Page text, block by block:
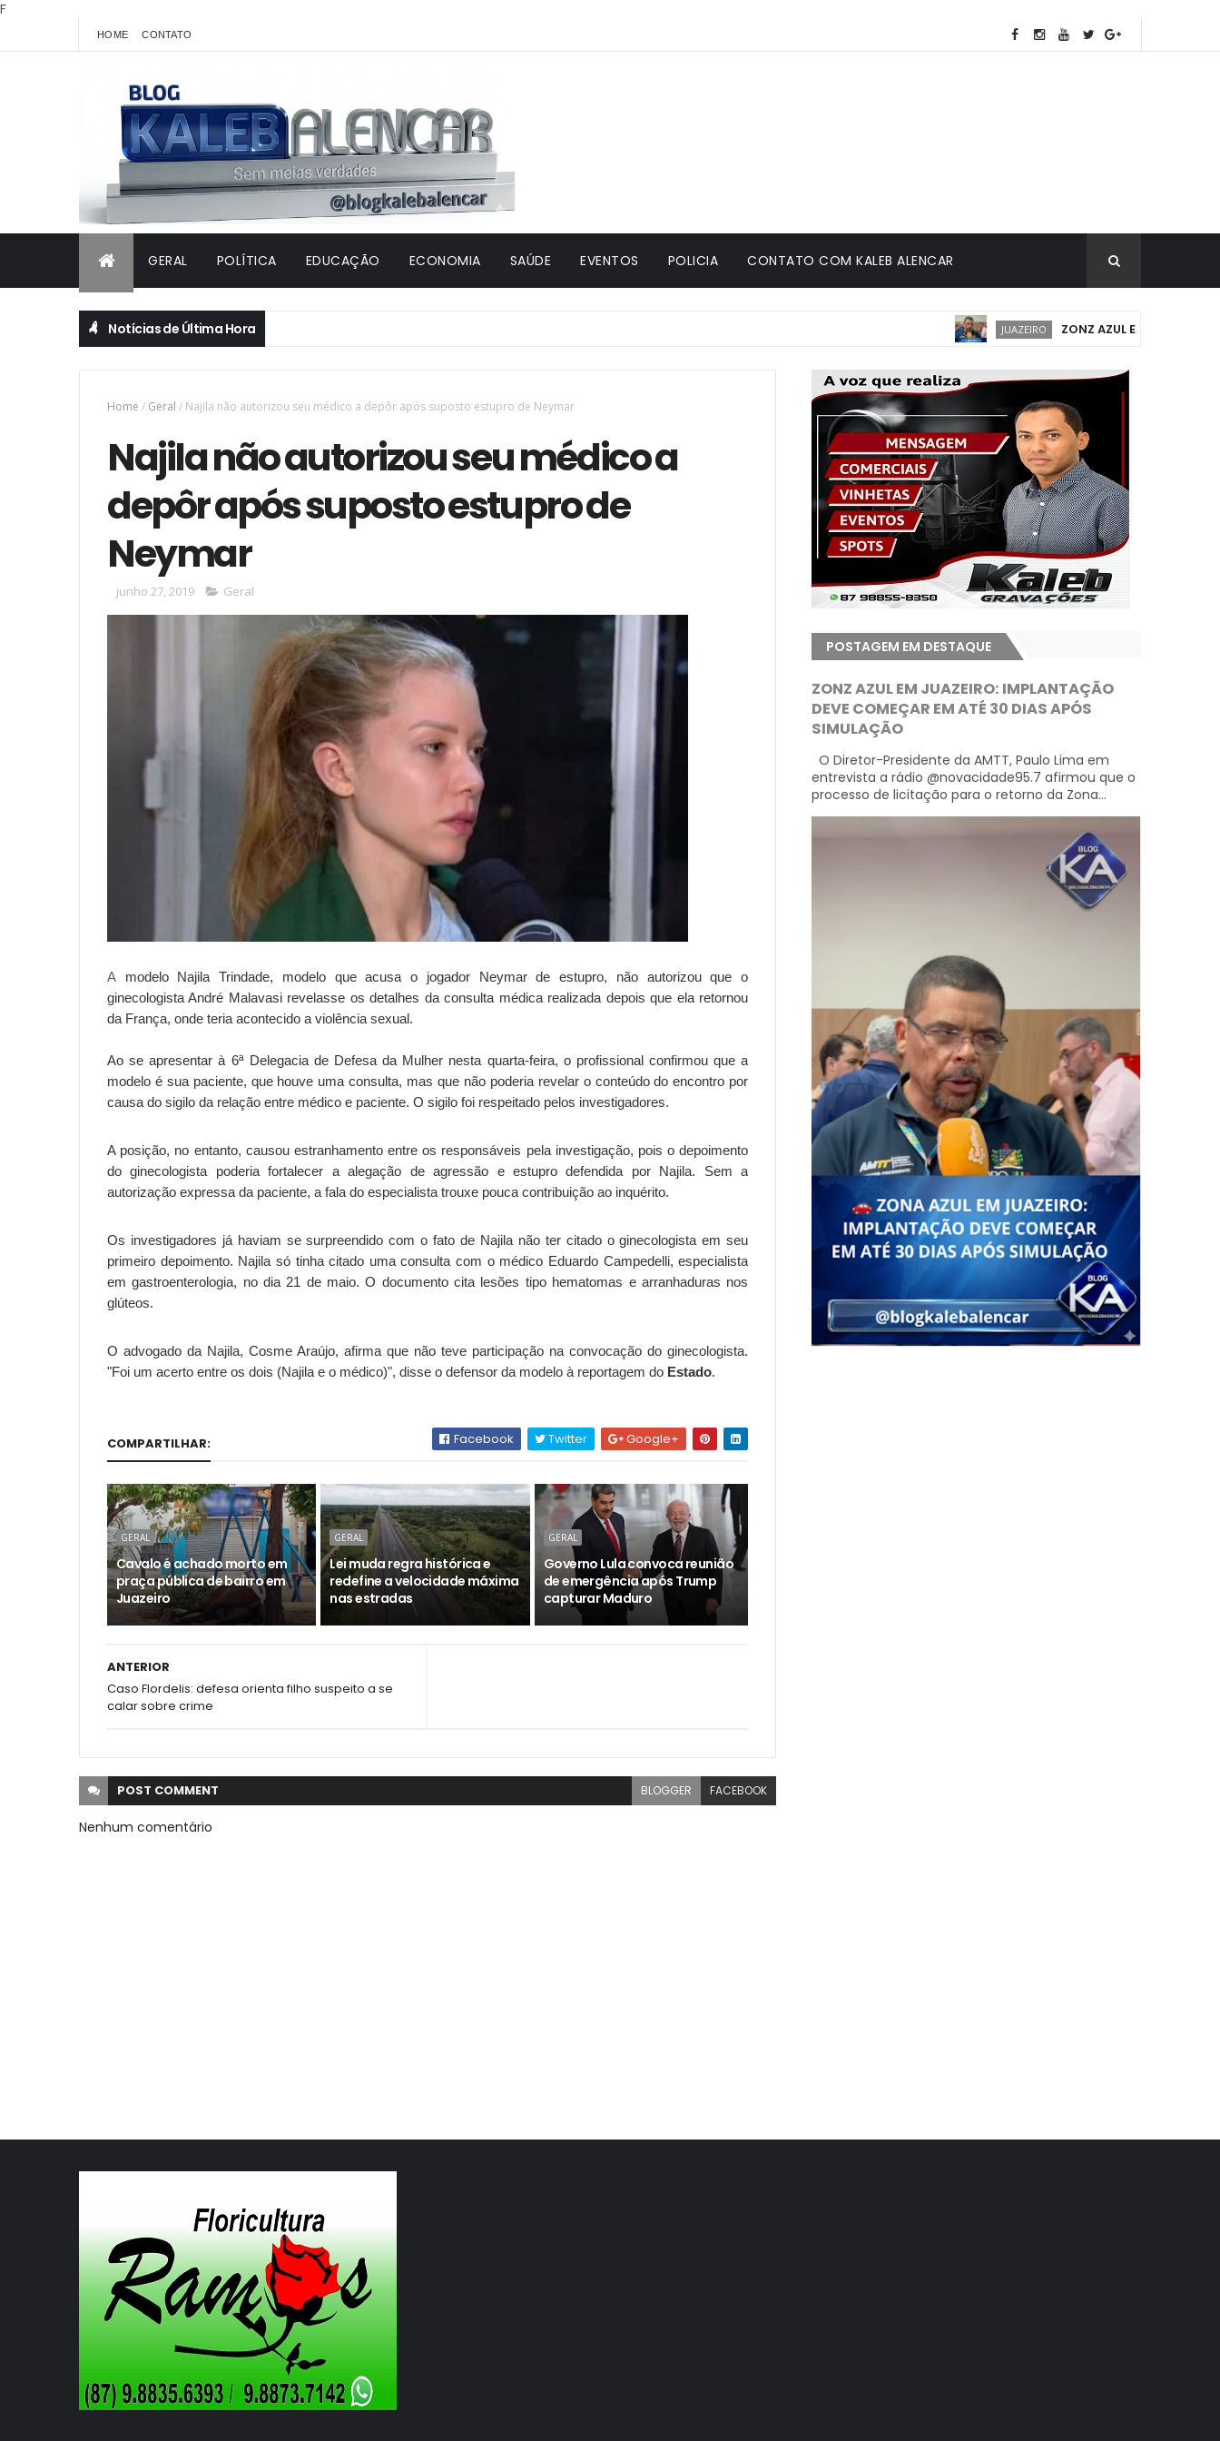
F
HOME CONTATO
GERAL POLÍTICA EDUCAÇÃO ECONOMIA SAÚDE EVENTOS POLICIA CONTATO COM KALEB ALENCAR
Notícias de Última Hora JUAZEIRO ZONZ AZUL EM JUAZEIRO:
Home / Geral / Najila não autorizou seu médico a depôr após suposto estupro de Neymar
Najila não autorizou seu médico a
depôr após suposto estupro de
Neymar
junho 27, 2019 Geral
A modelo Najila Trindade, modelo que acusa o jogador Neymar de estupro, não autorizou que o
ginecologista André Malavasi revelasse os detalhes da consulta médica realizada depois que ela retornou
da França, onde teria acontecido a violência sexual.
Ao se apresentar à 6ª Delegacia de Defesa da Mulher nesta quarta-feira, o profissional confirmou que a
modelo é sua paciente, que houve uma consulta, mas que não poderia revelar o conteúdo do encontro por
causa do sigilo da relação entre médico e paciente. O sigilo foi respeitado pelos investigadores.
A posição, no entanto, causou estranhamento entre os responsáveis pela investigação, pois o depoimento
do ginecologista poderia fortalecer a alegação de agressão e estupro defendida por Najila. Sem a
autorização expressa da paciente, a fala do especialista trouxe pouca contribuição ao inquérito.
Os investigadores já haviam se surpreendido com o fato de Najila não ter citado o ginecologista em seu
primeiro depoimento. Najila só tinha citado uma consulta com o médico Eduardo Campedelli, especialista
em gastroenterologia, no dia 21 de maio. O documento cita lesões tipo hematomas e arranhaduras nos
glúteos.
O advogado da Najila, Cosme Araújo, afirma que não teve participação na convocação do ginecologista.
"Foi um acerto entre os dois (Najila e o médico)", disse o defensor da modelo à reportagem do Estado.
COMPARTILHAR: Facebook Twitter Google+
GERAL
Cavalo é achado morto em
praça pública de bairro em
Juazeiro
GERAL
Lei muda regra histórica e
redefine a velocidade máxima
nas estradas
GERAL
Governo Lula convoca reunião
de emergência após Trump
capturar Maduro
ANTERIOR
Caso Flordelis: defesa orienta filho suspeito a se
calar sobre crime
POST COMMENT BLOGGER FACEBOOK
Nenhum comentário
POSTAGEM EM DESTAQUE
ZONZ AZUL EM JUAZEIRO: IMPLANTAÇÃO
DEVE COMEÇAR EM ATÉ 30 DIAS APÓS
SIMULAÇÃO
O Diretor-Presidente da AMTT, Paulo Lima em
entrevista a rádio @novacidade95.7 afirmou que o
processo de licitação para o retorno da Zona...